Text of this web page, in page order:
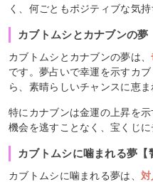
く、何ごともポジティブな気
カブトムシとカナブンの夢
カブトムシとカナブンの夢は、
です。夢占いで幸運を示すカ
ら、素晴らしいチャンスに恵ま
特にカナブンは金運の上昇を
機会を逃すことなく、宝くじに
カブトムシに噛まれる夢【
カブトムシに噛まれる夢は、 対